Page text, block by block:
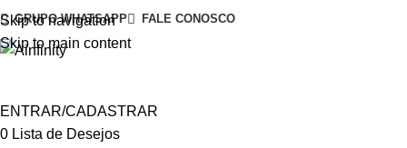
Skip to navigation
Skip to main content
GRUPO WHATSAPP FALE CONOSCO
ENTRAR/CADASTRAR
0 Lista de Desejos